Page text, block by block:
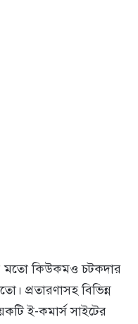
মতো কিউকমও চটকদার
প্রতারণাসহ বিভিন্ন
ই-কমার্স সাইটের